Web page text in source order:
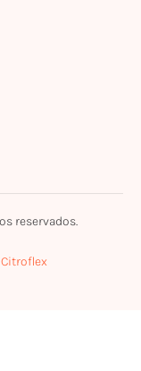
reservados.
Citroflex